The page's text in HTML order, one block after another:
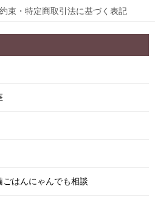
束・特定商取引法に基づく表記
ごはんにゃんでも相談